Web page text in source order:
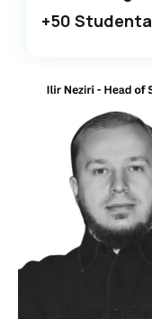
+50 Studenta